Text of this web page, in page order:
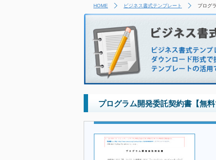
HOME ビジネス書式テンプレート プログ
プログラム開発委託契約書【無料